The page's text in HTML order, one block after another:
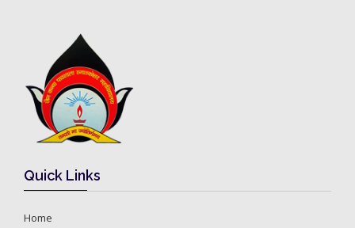
Quick Links
Home